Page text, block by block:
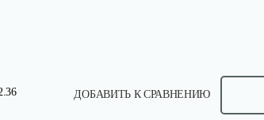
ДОБАВИТЬ К СРАВНЕНИЮ